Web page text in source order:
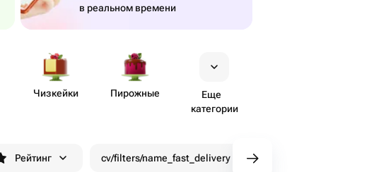
в реальном времени
Чизкейки Пирожные
Еще
категории
Рейтинг cv/filters/name_fast_delivery